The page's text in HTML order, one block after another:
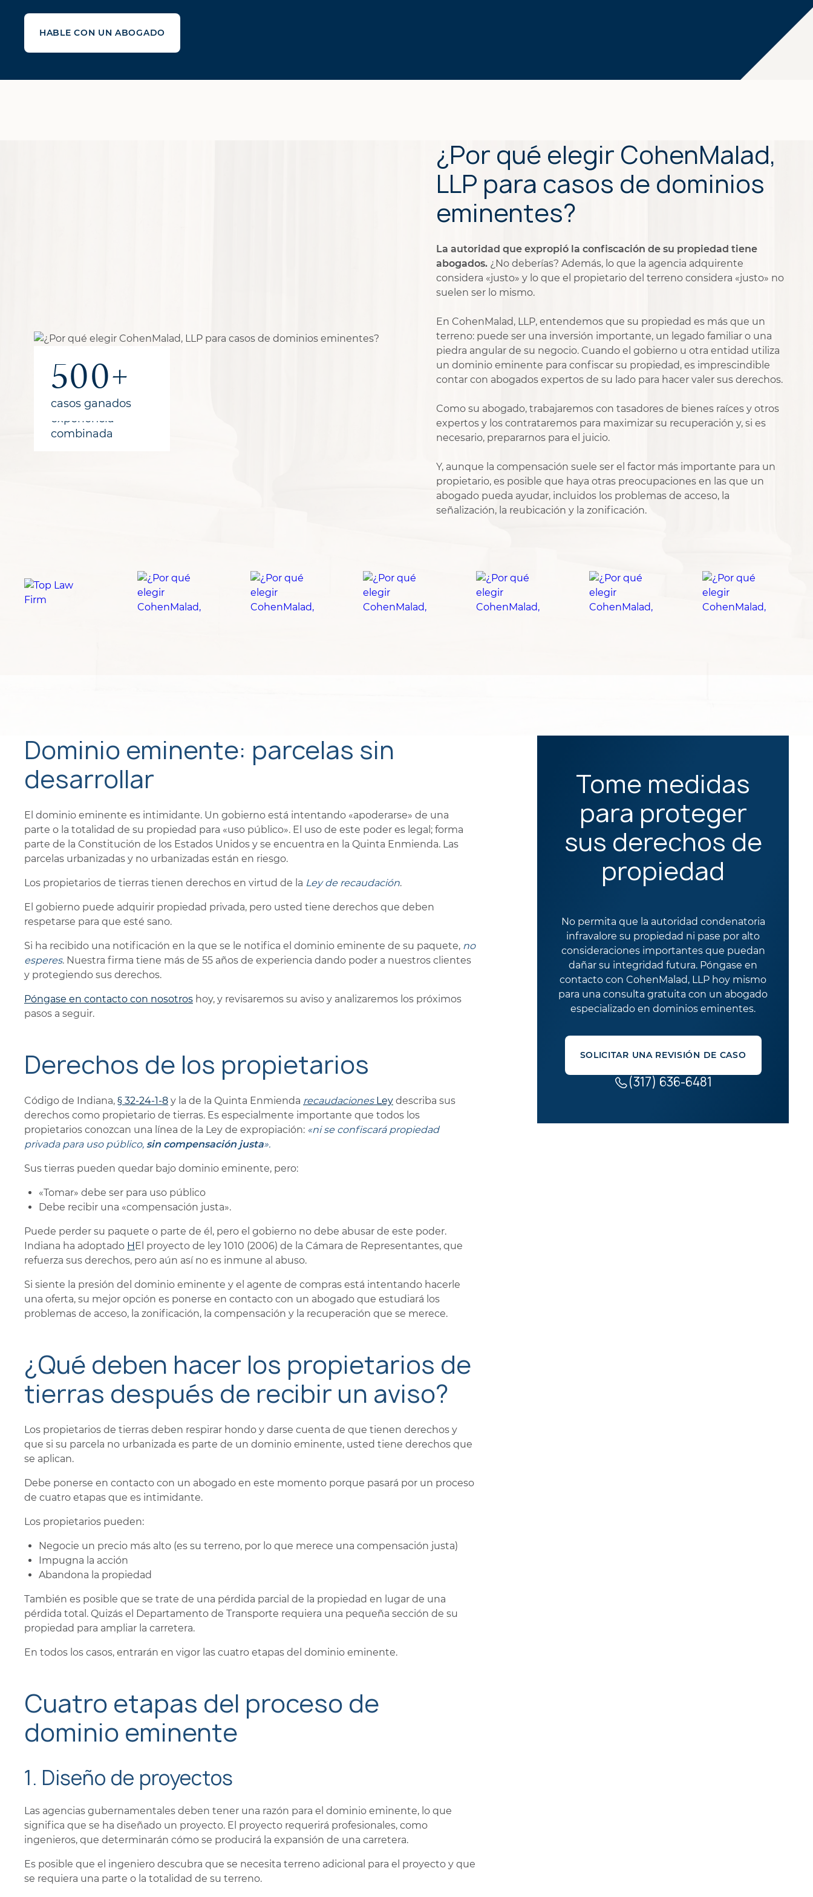
HABLE CON UN ABOGADO
1B+
recuperado
para los
clientes
300+
años de
experiencia
combinada
500+
casos ganados
¿Por qué elegir CohenMalad,
LLP para casos de dominios
eminentes?
La autoridad que expropió la confiscación de su propiedad tiene
abogados. ¿No deberías? Además, lo que la agencia adquirente
considera «justo» y lo que el propietario del terreno considera «justo» no
suelen ser lo mismo.
En CohenMalad, LLP, entendemos que su propiedad es más que un
terreno: puede ser una inversión importante, un legado familiar o una
piedra angular de su negocio. Cuando el gobierno u otra entidad utiliza
un dominio eminente para confiscar su propiedad, es imprescindible
contar con abogados expertos de su lado para hacer valer sus derechos.
Como su abogado, trabajaremos con tasadores de bienes raíces y otros
expertos y los contrataremos para maximizar su recuperación y, si es
necesario, prepararnos para el juicio.
Y, aunque la compensación suele ser el factor más importante para un
propietario, es posible que haya otras preocupaciones en las que un
abogado pueda ayudar, incluidos los problemas de acceso, la
señalización, la reubicación y la zonificación.
Dominio eminente: parcelas sin
desarrollar
El dominio eminente es intimidante. Un gobierno está intentando «apoderarse» de una
parte o la totalidad de su propiedad para «uso público». El uso de este poder es legal; forma
parte de la Constitución de los Estados Unidos y se encuentra en la Quinta Enmienda. Las
parcelas urbanizadas y no urbanizadas están en riesgo.
Los propietarios de tierras tienen derechos en virtud de la Ley de recaudación.
El gobierno puede adquirir propiedad privada, pero usted tiene derechos que deben
respetarse para que esté sano.
Si ha recibido una notificación en la que se le notifica el dominio eminente de su paquete, no
esperes. Nuestra firma tiene más de 55 años de experiencia dando poder a nuestros clientes
y protegiendo sus derechos.
Póngase en contacto con nosotros hoy, y revisaremos su aviso y analizaremos los próximos
pasos a seguir.
Derechos de los propietarios
Código de Indiana, § 32-24-1-8 y la de la Quinta Enmienda recaudaciones Ley describa sus
derechos como propietario de tierras. Es especialmente importante que todos los
propietarios conozcan una línea de la Ley de expropiación: «ni se confiscará propiedad
privada para uso público, sin compensación justa».
Sus tierras pueden quedar bajo dominio eminente, pero:
«Tomar» debe ser para uso público
Debe recibir una «compensación justa».
Puede perder su paquete o parte de él, pero el gobierno no debe abusar de este poder.
Indiana ha adoptado HEl proyecto de ley 1010 (2006) de la Cámara de Representantes, que
refuerza sus derechos, pero aún así no es inmune al abuso.
Si siente la presión del dominio eminente y el agente de compras está intentando hacerle
una oferta, su mejor opción es ponerse en contacto con un abogado que estudiará los
problemas de acceso, la zonificación, la compensación y la recuperación que se merece.
¿Qué deben hacer los propietarios de
tierras después de recibir un aviso?
Los propietarios de tierras deben respirar hondo y darse cuenta de que tienen derechos y
que si su parcela no urbanizada es parte de un dominio eminente, usted tiene derechos que
se aplican.
Debe ponerse en contacto con un abogado en este momento porque pasará por un proceso
de cuatro etapas que es intimidante.
Los propietarios pueden:
Negocie un precio más alto (es su terreno, por lo que merece una compensación justa)
Impugna la acción
Abandona la propiedad
También es posible que se trate de una pérdida parcial de la propiedad en lugar de una
pérdida total. Quizás el Departamento de Transporte requiera una pequeña sección de su
propiedad para ampliar la carretera.
En todos los casos, entrarán en vigor las cuatro etapas del dominio eminente.
Cuatro etapas del proceso de
dominio eminente
1. Diseño de proyectos
Las agencias gubernamentales deben tener una razón para el dominio eminente, lo que
significa que se ha diseñado un proyecto. El proyecto requerirá profesionales, como
ingenieros, que determinarán cómo se producirá la expansión de una carretera.
Es posible que el ingeniero descubra que se necesita terreno adicional para el proyecto y que
se requiera una parte o la totalidad de su terreno.
Tome medidas
para proteger
sus derechos de
propiedad
No permita que la autoridad condenatoria
infravalore su propiedad ni pase por alto
consideraciones importantes que puedan
dañar su integridad futura. Póngase en
contacto con CohenMalad, LLP hoy mismo
para una consulta gratuita con un abogado
especializado en dominios eminentes.
SOLICITAR UNA REVISIÓN DE CASO
(317) 636-6481